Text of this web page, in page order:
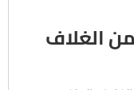
من الغلاف